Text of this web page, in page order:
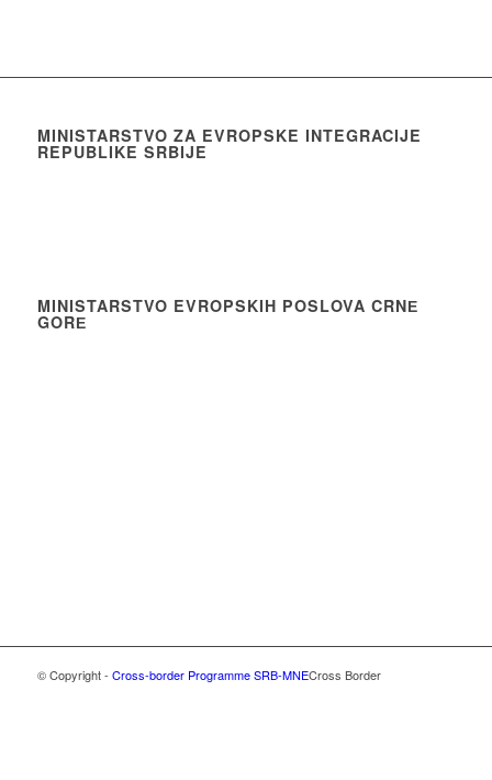
MINISTARSTVO ZA EVROPSKE INTEGRACIJE
REPUBLIKE SRBIJE
MINISTARSTVO EVROPSKIH POSLOVA CRNЕ
GORЕ
© Copyright - Cross-border Programme SRB-MNECross Border